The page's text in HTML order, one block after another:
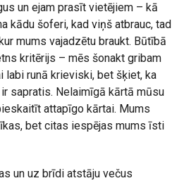
un ejam prasīt vietējiem – kā
kādu šoferi, kad viņš atbrauc, tad
mums vajadzētu braukt. Būtībā
kritērijs – mēs šonakt gribam
labi runā krieviski, bet šķiet, ka
sapratis. Nelaimīgā kārtā mūsu
attapīgo kārtai. Mums
bet citas iespējas mums īsti
un uz brīdi atstāju večus